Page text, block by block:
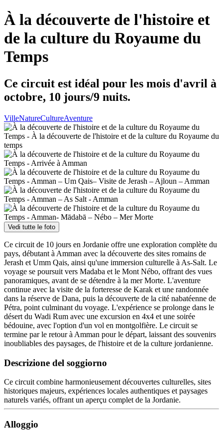
À la découverte de l'histoire et
de la culture du Royaume du
Temps
Ce circuit est idéal pour les mois d'avril à
octobre, 10 jours/9 nuits.
VilleNatureCultureAventure
Vedi tutte le foto
Ce circuit de 10 jours en Jordanie offre une exploration complète du
pays, débutant à Amman avec la découverte des sites romains de
Jerash et Umm Qais, ainsi qu'une immersion culturelle à As-Salt. Le
voyage se poursuit vers Madaba et le Mont Nébo, offrant des vues
panoramiques, avant de se détendre à la mer Morte. L'aventure
continue avec la visite de la forteresse de Karak et une randonnée
dans la réserve de Dana, puis la découverte de la cité nabatéenne de
Pétra, point culminant du voyage. L'expérience se prolonge dans le
désert du Wadi Rum avec une excursion en 4x4 et une soirée
bédouine, avec l'option d'un vol en montgolfière. Le circuit se
termine par le retour à Amman pour le départ, laissant des souvenirs
inoubliables des paysages, de l'histoire et de la culture jordanienne.
Descrizione del soggiorno
Ce circuit combine harmonieusement découvertes culturelles, sites
historiques majeurs, expériences locales authentiques et paysages
naturels variés, offrant un aperçu complet de la Jordanie.
Alloggio